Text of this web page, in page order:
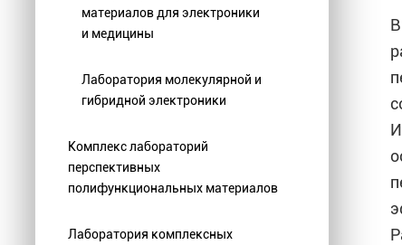
материалов для электроники
и медицины
Лаборатория молекулярной и
гибридной электроники
Комплекс лабораторий
перспективных
полифункциональных материалов
Лаборатория комплексных